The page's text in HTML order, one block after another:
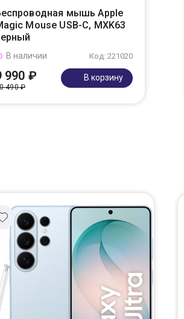
мышь Apple
Mouse USB-C, MXK63
Код: 221020
В наличии
990 ₽
490 ₽
В корзину